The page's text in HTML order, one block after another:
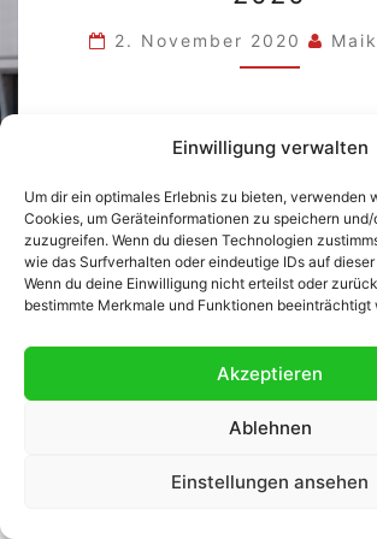
Einwilligung verwalten
Um dir ein optimales Erlebnis zu bieten, verwenden
Cookies, um Geräteinformationen zu speichern
zuzugreifen. Wenn du diesen Technologien
wie das Surfverhalten oder eindeutige IDs auf
Wenn du deine Einwilligung nicht erteilst oder
bestimmte Merkmale und Funktionen beeinträchtigt
Akzeptieren
Ablehnen
Einstellungen ansehen
2020
2. November 2020
Die Hauptschule Damme hat sich
den adventlichen Markt in diesem
zu lassen. Aufgrund der hohen
gibt es keine Möglichkeit, den
veranstalten.
Stolz präsentiert von